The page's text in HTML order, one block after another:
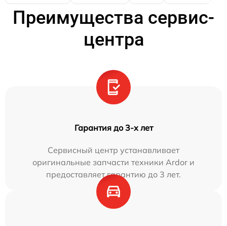
Преимущества сервис-
центра
Гарантия до 3-х лет
Сервисный центр устанавливает
оригинальные запчасти техники Ardor и
предоставляет гарантию до 3 лет.